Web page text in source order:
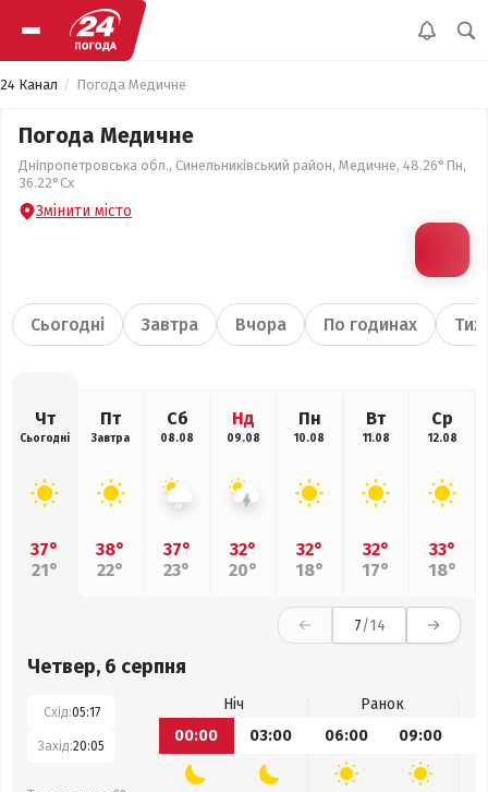
24 Канал Погода Медичне
Погода Медичне
Дніпропетровська обл., Синельниківський район, Медичне, 48.26°Пн,
36.22°Сх
Змінити місто
Сьогодні Завтра Вчора По годинах
Чт
Сьогодні
37°
21°
Пт
Завтра
38°
22°
Сб
08.08
37°
23°
Нд
09.08
32°
20°
Пн
10.08
32°
18°
Вт
11.08
32°
17°
Ср
12.08
33°
18°
7/14
Четвер, 6 серпня
Схід:05:17
Захід:20:05
Ніч
Ранок
00:00
03:00 06:00 09:00